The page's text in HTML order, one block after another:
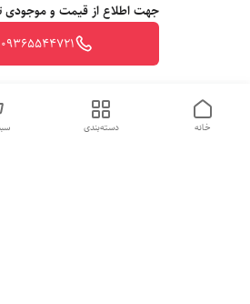
جهت اطلاع از قیمت و موجودی
09365544721
دسته‌بندی خانه